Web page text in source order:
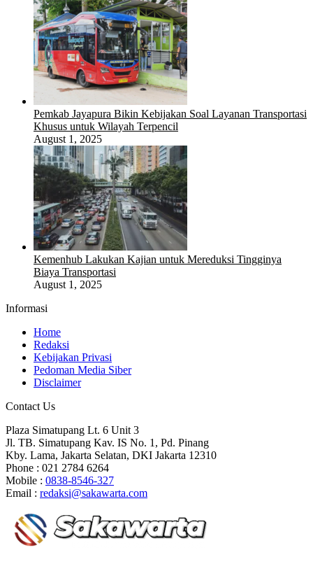
Pemkab Jayapura Bikin Kebijakan Soal Layanan Transportasi
Khusus untuk Wilayah Terpencil
August 1, 2025
Kemenhub Lakukan Kajian untuk Mereduksi Tingginya
Biaya Transportasi
August 1, 2025
Informasi
Home
Redaksi
Kebijakan Privasi
Pedoman Media Siber
Disclaimer
Contact Us
Plaza Simatupang Lt. 6 Unit 3
Jl. TB. Simatupang Kav. IS No. 1, Pd. Pinang
Kby. Lama, Jakarta Selatan, DKI Jakarta 12310
Phone : 021 2784 6264
Mobile : 0838-8546-327
Email : redaksi@sakawarta.com